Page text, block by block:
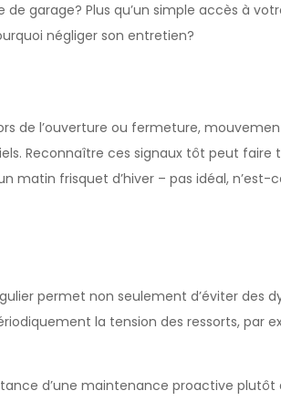
garage? Plus qu’un simple accès à
négliger son entretien?
de l’ouverture ou fermeture,
Reconnaître ces signaux tôt peut
frisquet d’hiver – pas idéal, n’est-
permet non seulement d’éviter des
la tension des ressorts, par
d’une maintenance proactive plutôt